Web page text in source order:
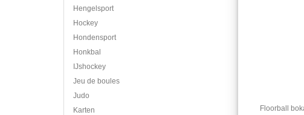
Hengelsport
Hockey
Hondensport
Honkbal
IJshockey
Jeu de boules
Judo
Karten
Floorball